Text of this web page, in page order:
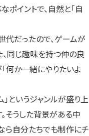
ポイントで、自然と「自
代だったので、ゲームが
同じ趣味を持つ仲の良
何か一緒にやりたいよ
というジャンルが盛り上
そうした背景がある中
ら自分たちでも制作にチ